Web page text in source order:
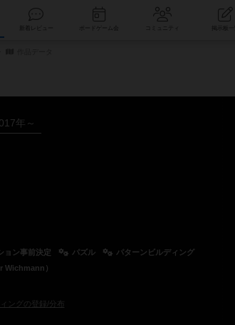
ース コミュニティ
年～
ョン事前決定 パズル
パターンビルディング
Wichmann）
ングの登録/分布